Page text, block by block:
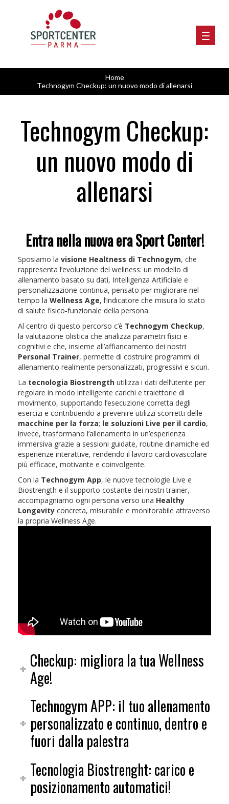
Home
Technogym Checkup: un nuovo modo di allenarsi
Technogym Checkup:
un nuovo modo di
allenarsi
Entra nella nuova era Sport Center!
Sposiamo la visione Healtness di Technogym, che
rappresenta l’evoluzione del wellness: un modello di
allenamento basato su dati, Intelligenza Artificiale e
personalizzazione continua, pensato per migliorare nel
tempo la Wellness Age, l’indicatore che misura lo stato
di salute fisico‑funzionale della persona.
Al centro di questo percorso c’è Technogym Checkup,
la valutazione olistica che analizza parametri fisici e
cognitivi e che, insieme all’affiancamento dei nostri
Personal Trainer, permette di costruire programmi di
allenamento realmente personalizzati, progressivi e sicuri.
La tecnologia Biostrength utilizza i dati dell’utente per
regolare in modo intelligente carichi e traiettorie di
movimento, supportando l’esecuzione corretta degli
esercizi e contribuendo a prevenire utilizzi scorretti delle
macchine per la forza; le soluzioni Live per il cardio,
invece, trasformano l’allenamento in un’esperienza
immersiva grazie a sessioni guidate, routine dinamiche ed
esperienze interattive, rendendo il lavoro cardiovascolare
più efficace, motivante e coinvolgente.
Con la Technogym App, le nuove tecnologie Live e
Biostrength e il supporto costante dei nostri trainer,
accompagniamo ogni persona verso una Healthy
Longevity concreta, misurabile e monitorabile attraverso
la propria Wellness Age.
Checkup: migliora la tua Wellness
Age!
Technogym APP: il tuo allenamento
personalizzato e continuo, dentro e
fuori dalla palestra
Tecnologia Biostrenght: carico e
posizionamento automatici!